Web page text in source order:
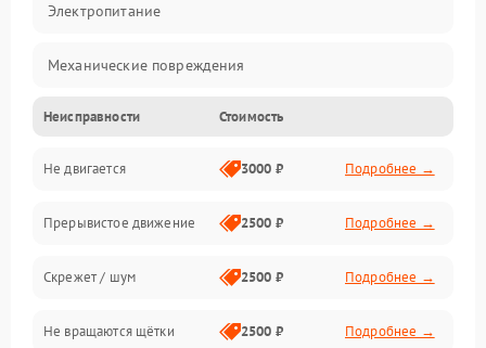
Электропитание
Механические повреждения
Электроника
Управление
Электрика
Программное обеспечение
Электрика/Механические
Неисправности Стоимость
Не двигается 3000 ₽ Подробнее →
Прерывистое движение 2500 ₽ Подробнее →
Скрежет / шум 2500 ₽ Подробнее →
Не вращаются щётки 2500 ₽ Подробнее →